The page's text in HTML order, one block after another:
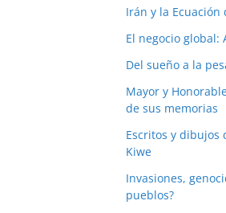
Irán y la Ecuación
El negocio global:
Del sueño a la
Mayor y
de sus memorias
Escritos y dibujos
Kiwe
Invasiones,
pueblos?